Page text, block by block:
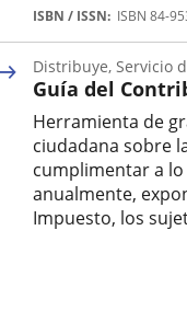
Autor
ISBN / ISSN ISBN 84-
Guía del
Herramienta de
ciudadana sobre
cumplimentar a
anualmente,
Impuesto, los
Distribuye, Servicio
servicio de Atención